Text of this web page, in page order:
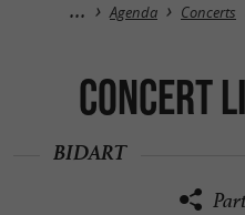
Agenda Concerts
CONCERT
BIDART